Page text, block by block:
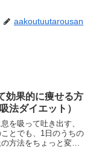
aakoutuutarousan
効果的に痩せる方
法ダイエット）
を吸って吐き出す、
とでも、1日のうちの
方法をちょっと変え